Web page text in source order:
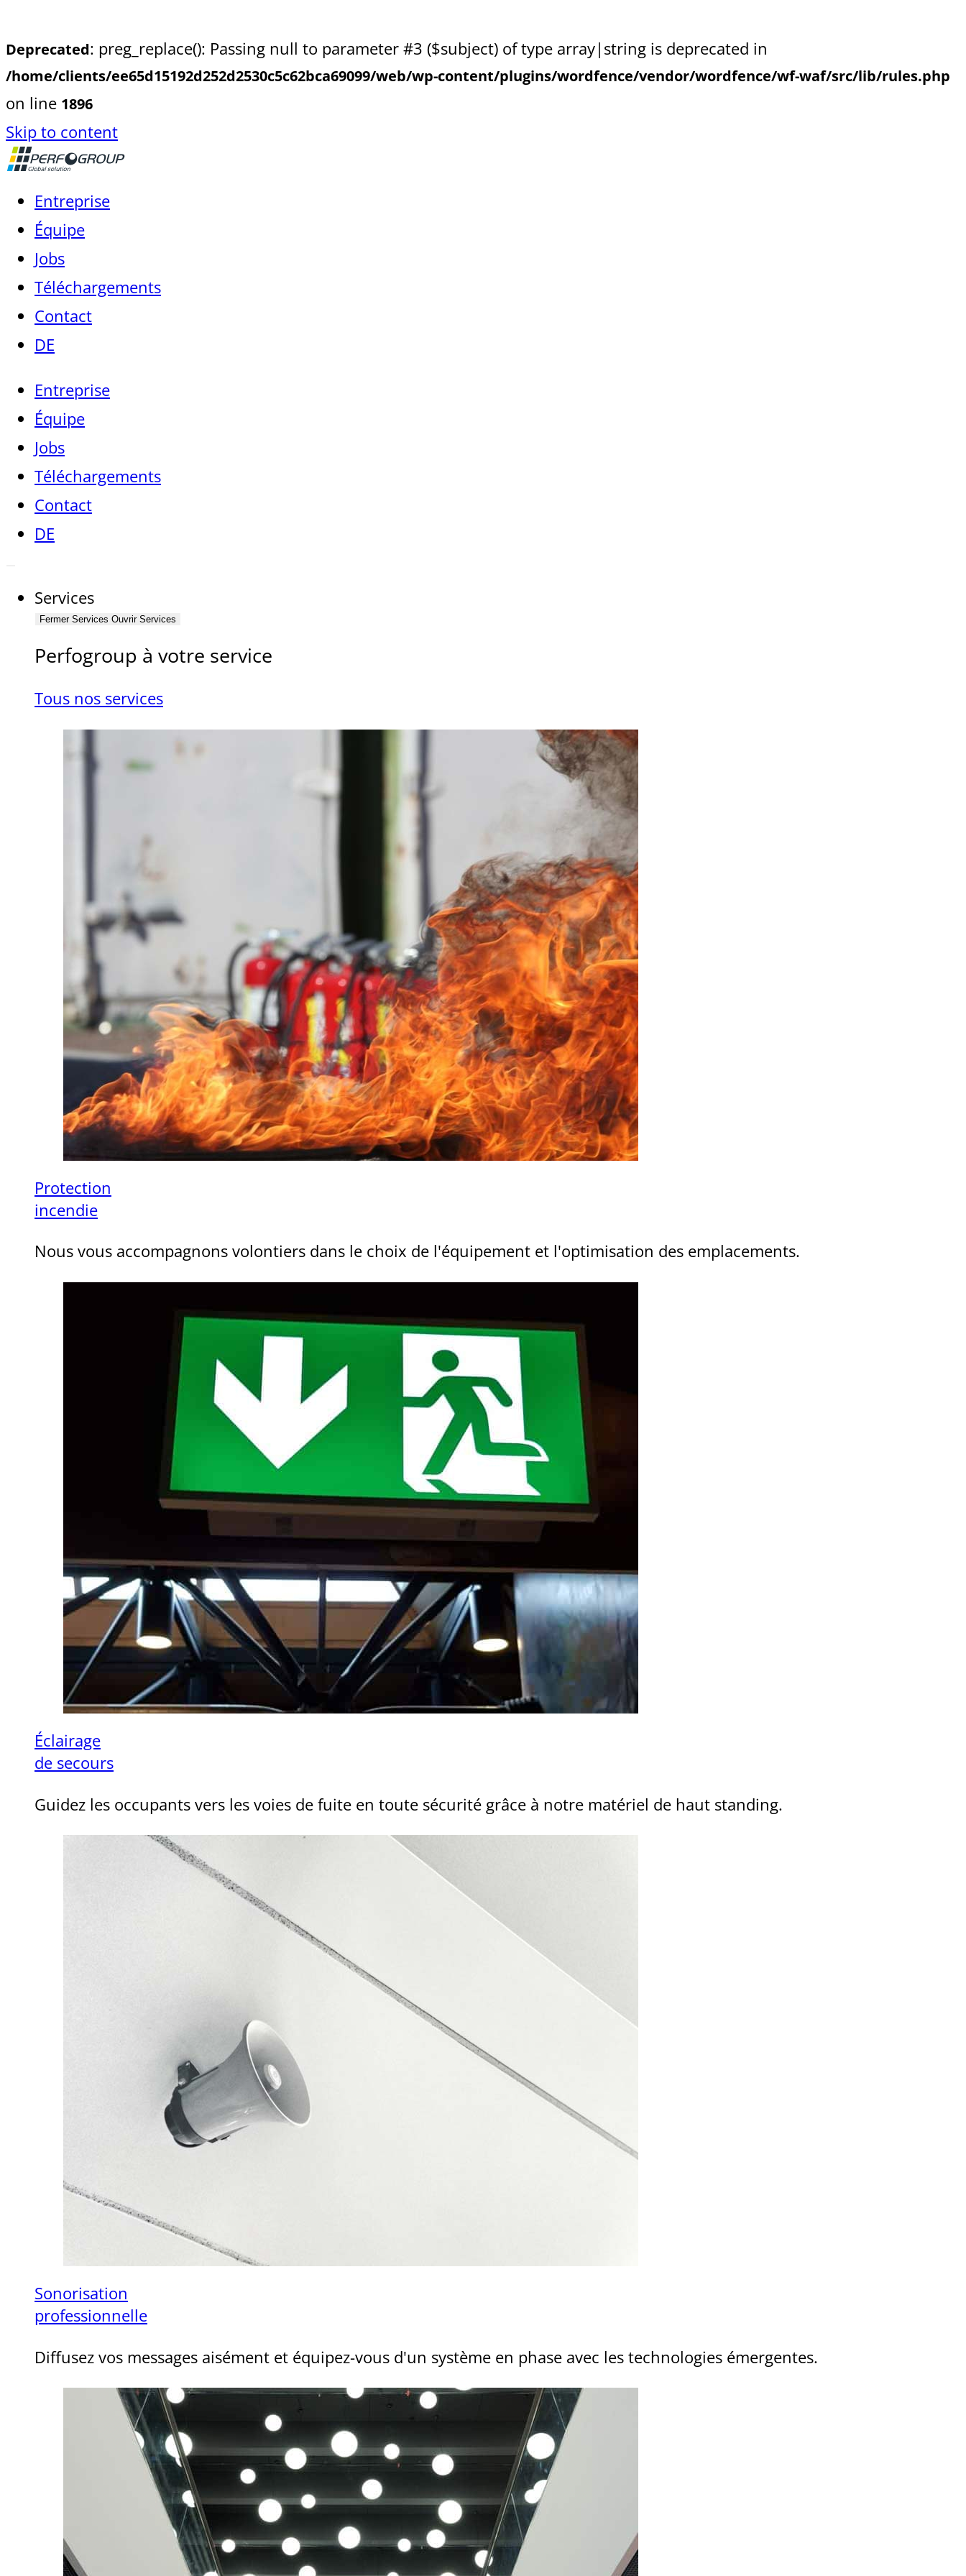
Deprecated: preg_replace(): Passing null to parameter #3 ($subject) of type array|string is deprecated in
/home/clients/ee65d15192d252d2530c5c62bca69099/web/wp-content/plugins/wordfence/vendor/wordfence/wf-waf/src/lib/rules.php
on line 1896
Skip to content
Entreprise
Équipe
Jobs
Téléchargements
Contact
DE
Entreprise
Équipe
Jobs
Téléchargements
Contact
DE
Services
Fermer Services Ouvrir Services
Perfogroup à votre service
Tous nos services
Protection
incendie
Nous vous accompagnons volontiers dans le choix de l'équipement et l'optimisation des emplacements.
Éclairage
de secours
Guidez les occupants vers les voies de fuite en toute sécurité grâce à notre matériel de haut standing.
Sonorisation
professionnelle
Diffusez vos messages aisément et équipez-vous d'un système en phase avec les technologies émergentes.